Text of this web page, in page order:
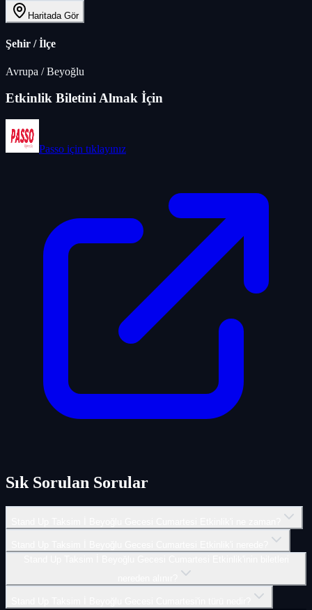
Haritada Gör
Şehir / İlçe
Avrupa /Beyoğlu
Etkinlik Biletini Almak İçin
Passo için tıklayınız
Sık Sorulan Sorular